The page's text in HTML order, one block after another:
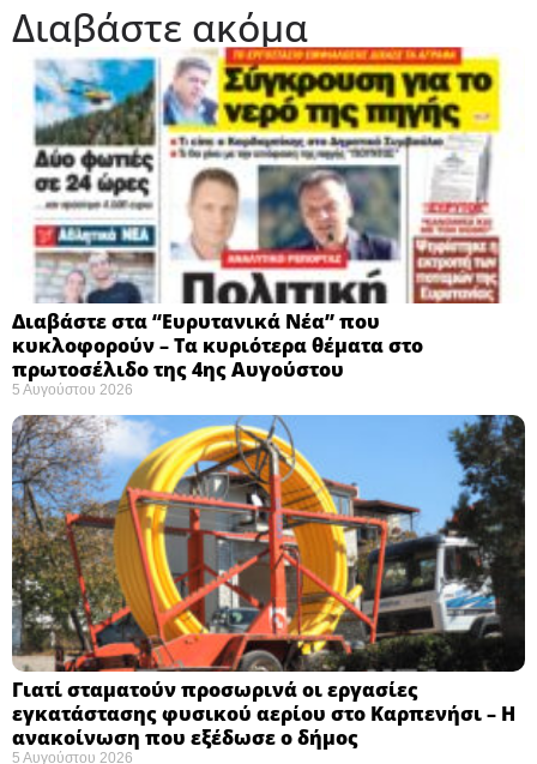
Διαβάστε ακόμα
Διαβάστε στα “Ευρυτανικά Νέα” που
κυκλοφορούν – Τα κυριότερα θέματα στο
πρωτοσέλιδο της 4ης Αυγούστου
5 Αυγούστου 2026
Γιατί σταματούν προσωρινά οι εργασίες
εγκατάστασης φυσικού αερίου στο Καρπενήσι – Η
ανακοίνωση που εξέδωσε ο δήμος
5 Αυγούστου 2026